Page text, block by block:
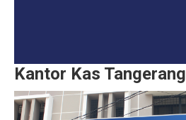
Kantor Kas Tangerang